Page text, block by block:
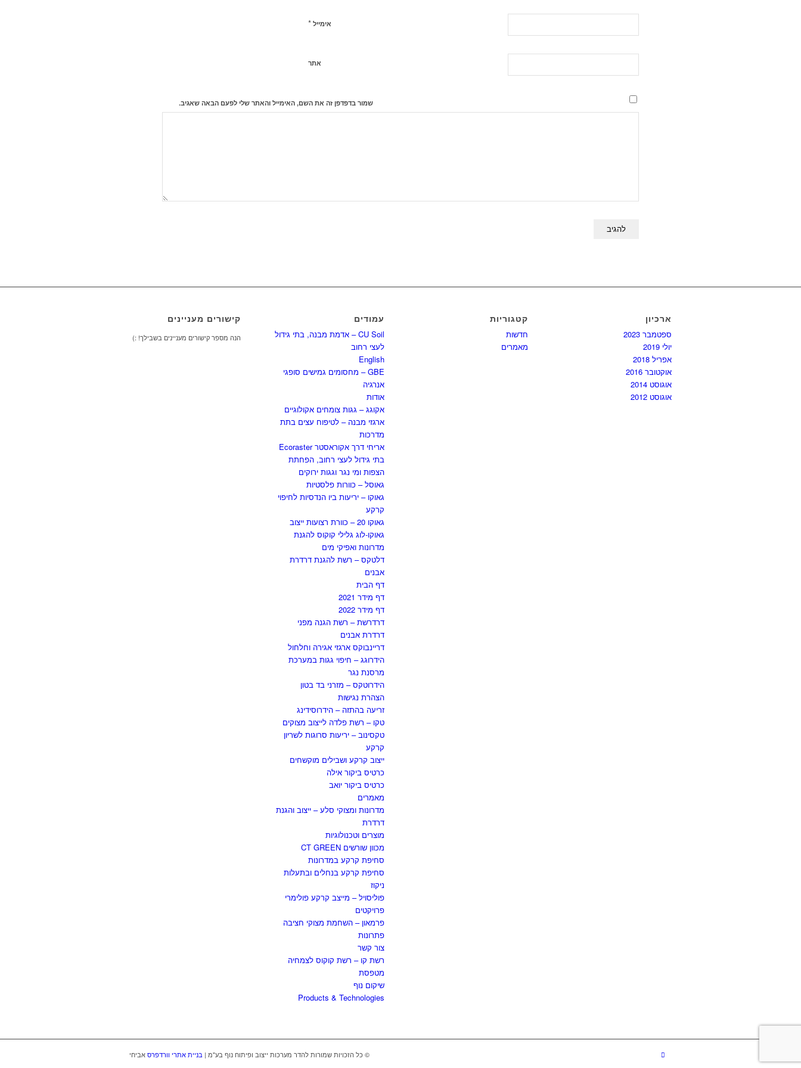
אימייל *
אתר
שמור בדפדפן זה את השם, האימייל והאתר שלי לפעם הבאה שאגיב.
קישורים מעניינים
הנה מספר קישורים מעניינים בשבילך! :)
עמודים
CU Soil – אדמת מבנה, בתי גידול
לעצי רחוב
English
GBE – מחסומים גמישים סופגי
אנרגיה
אודות
אקוגג – גגות צומחים אקולוגיים
ארגזי מבנה – לטיפוח עצים בתת
מדרכות
אריחי דרך אקוראסטר Ecoraster
בתי גידול לעצי רחוב, הפחתת
הצפות ומי נגר וגגות ירוקים
גאוסל – כוורות פלסטיות
גאוקו – יריעות ביו הנדסיות לחיפוי
קרקע
גאוקו 20 – כוורת רצועות ייצוב
גאוקו-לוג גלילי קוקוס להגנת
מדרונות ואפיקי מים
דלטקס – רשת להגנת דרדרת
אבנים
דף הבית
דף מידר 2021
דף מידר 2022
דרדרשת – רשת הגנה מפני
דרדרת אבנים
דריינבוקס ארגזי אגירה וחלחול
הידרוגג – חיפוי גגות במערכת
מרסנת נגר
הידרוטקס – מזרני בד בטון
הצהרת נגישות
זריעה בהתזה – הידרוסידינג
טקו – רשת פלדה לייצוב מצוקים
טקסינוב – יריעות סרוגות לשריון
קרקע
ייצוב קרקע ושבילים מוקשחים
כרטיס ביקור אילה
כרטיס ביקור יואב
מאמרים
מדרונות ומצוקי סלע – ייצוב והגנת
דרדרת
מוצרים וטכנולוגיות
מכוון שורשים CT GREEN
סחיפת קרקע במדרונות
סחיפת קרקע בנחלים ובתעלות
ניקוז
פוליסויל – מייצב קרקע פולימרי
פרויקטים
פרמאון – השחמת מצוקי חציבה
פתרונות
צור קשר
רשת קו – רשת קוקוס לצמחיה
מטפסת
שיקום נוף
Products & Technologies
קטגוריות
חדשות
מאמרים
ארכיון
ספטמבר 2023
יולי 2019
אפריל 2018
אוקטובר 2016
אוגוסט 2014
אוגוסט 2012
© כל הזכויות שמורות להדר מערכות ייצוב ופיתוח נוף בע"מ | בניית אתרי וורדפרסאביחי